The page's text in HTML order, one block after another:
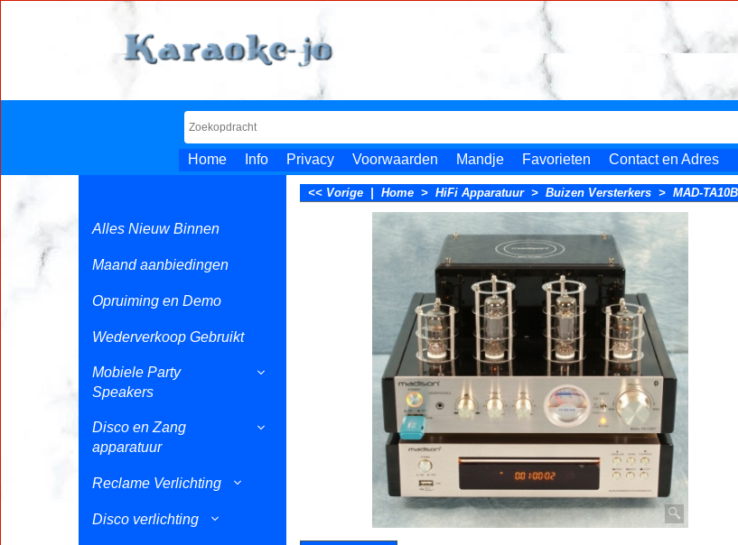
Home Info Privacy Voorwaarden Mandje Favorieten Contact en Adres
Alles Nieuw Binnen
Maand aanbiedingen
Opruiming en Demo
Wederverkoop Gebruikt
Mobiele Party
Speakers
Disco en Zang
apparatuur
Reclame Verlichting
Disco verlichting
<< Vorige Home > HiFi Apparatuur> Buizen Versterkers > MAD-